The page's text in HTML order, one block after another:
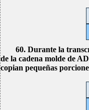
60. Durante la
de la cadena molde de
copian pequeñas